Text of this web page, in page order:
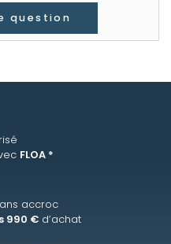
question
FLOA *
accroc
990 € d’achat